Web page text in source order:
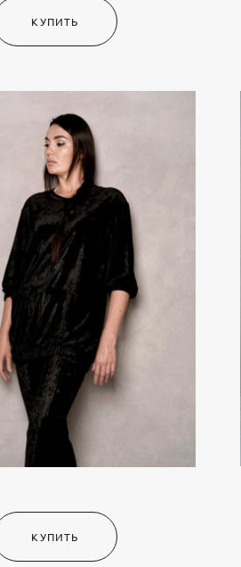
КУПИТЬ
КУПИТЬ